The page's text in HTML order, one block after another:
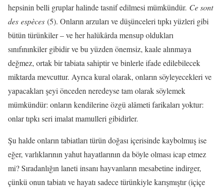
hepsinin belli gruplar halinde tasnif edilmesi mümkündür. Ce sont
des espèces (5). Onların arzuları ve düşünceleri tıpkı yüzleri gibi
bütün türünkiler – ve her halükârda mensup oldukları
sınıfınınkiler gibidir ve bu yüzden önemsiz, kaale alınmaya
değmez, ortak bir tabiata sahiptir ve binlerle ifade edilebilecek
miktarda mevcuttur. Ayrıca kural olarak, onların söyleyecekleri ve
yapacakları şeyi önceden neredeyse tam olarak söylemek
mümkündür: onların kendilerine özgü alâmeti farikaları yoktur:
onlar tıpkı seri imalat mamulleri gibidirler.
Şu halde onların tabiatları türün doğası içerisinde kaybolmuş ise
eğer, varlıklarının yahut hayatlarının da böyle olması icap etmez
mi? Sıradanlığın laneti insanı hayvanların mesabetine indirger,
çünkü onun tabiatı ve hayatı sadece türünkiyle karışmıştır (içiçe